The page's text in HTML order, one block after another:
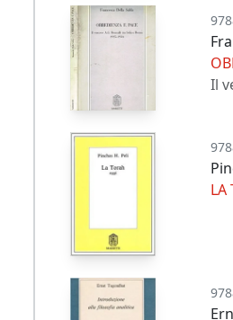
Il
LA